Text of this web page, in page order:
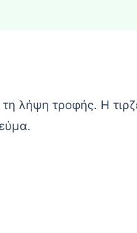
λήψη τροφής. Η